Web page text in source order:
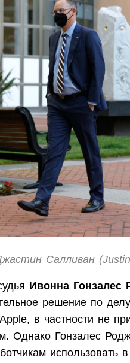
Салливан
Ивонна Гонзалес
решение по
в частности не
Однако Гонзалес
использовать